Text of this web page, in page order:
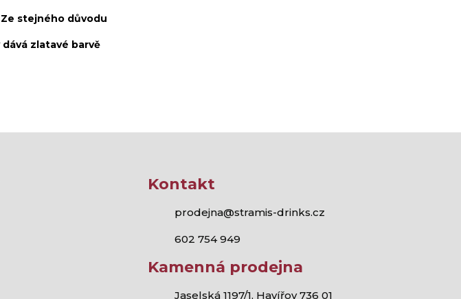
stejného důvodu
zlatavé barvě
Kontakt
prodejna@stramis-drinks.cz
602 754 949
Kamenná prodejna
Jaselská 1197/1, Havířov 736 01